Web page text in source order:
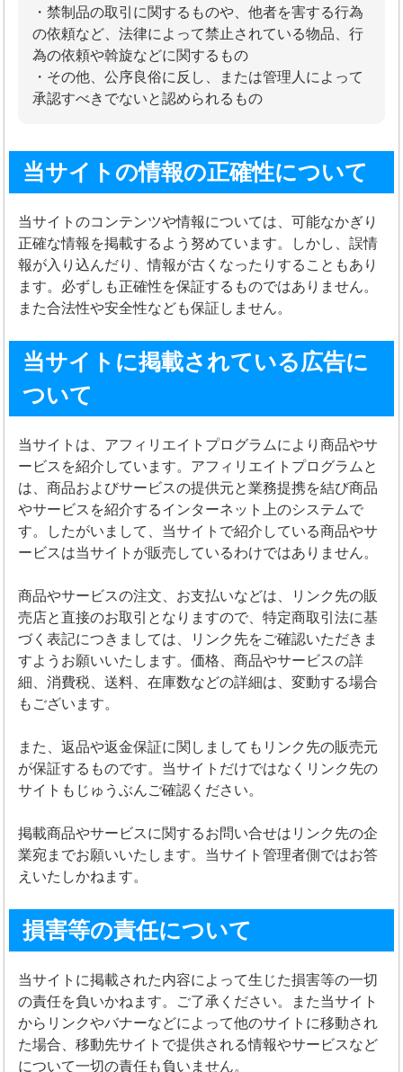
・禁制品の取引に関するものや、他者を害する行為
の依頼など、法律によって禁止されている物品、行
為の依頼や斡旋などに関するもの
・その他、公序良俗に反し、または管理人によって
承認すべきでないと認められるもの
当サイトの情報の正確性について
当サイトのコンテンツや情報については、可能なかぎり
正確な情報を掲載するよう努めています。しかし、誤情
報が入り込んだり、情報が古くなったりすることもあり
ます。必ずしも正確性を保証するものではありません。
また合法性や安全性なども保証しません。
当サイトに掲載されている広告に
ついて
当サイトは、アフィリエイトプログラムにより商品やサ
ービスを紹介しています。アフィリエイトプログラムと
は、商品およびサービスの提供元と業務提携を結び商品
やサービスを紹介するインターネット上のシステムで
す。したがいまして、当サイトで紹介している商品やサ
ービスは当サイトが販売しているわけではありません。
商品やサービスの注文、お支払いなどは、リンク先の販
売店と直接のお取引となりますので、特定商取引法に基
づく表記につきましては、リンク先をご確認いただきま
すようお願いいたします。価格、商品やサービスの詳
細、消費税、送料、在庫数などの詳細は、変動する場合
もございます。
また、返品や返金保証に関しましてもリンク先の販売元
が保証するものです。当サイトだけではなくリンク先の
サイトもじゅうぶんご確認ください。
掲載商品やサービスに関するお問い合せはリンク先の企
業宛までお願いいたします。当サイト管理者側ではお答
えいたしかねます。
損害等の責任について
当サイトに掲載された内容によって生じた損害等の一切
の責任を負いかねます。ご了承ください。また当サイト
からリンクやバナーなどによって他のサイトに移動され
た場合、移動先サイトで提供される情報やサービスなど
について一切の責任も負いません。